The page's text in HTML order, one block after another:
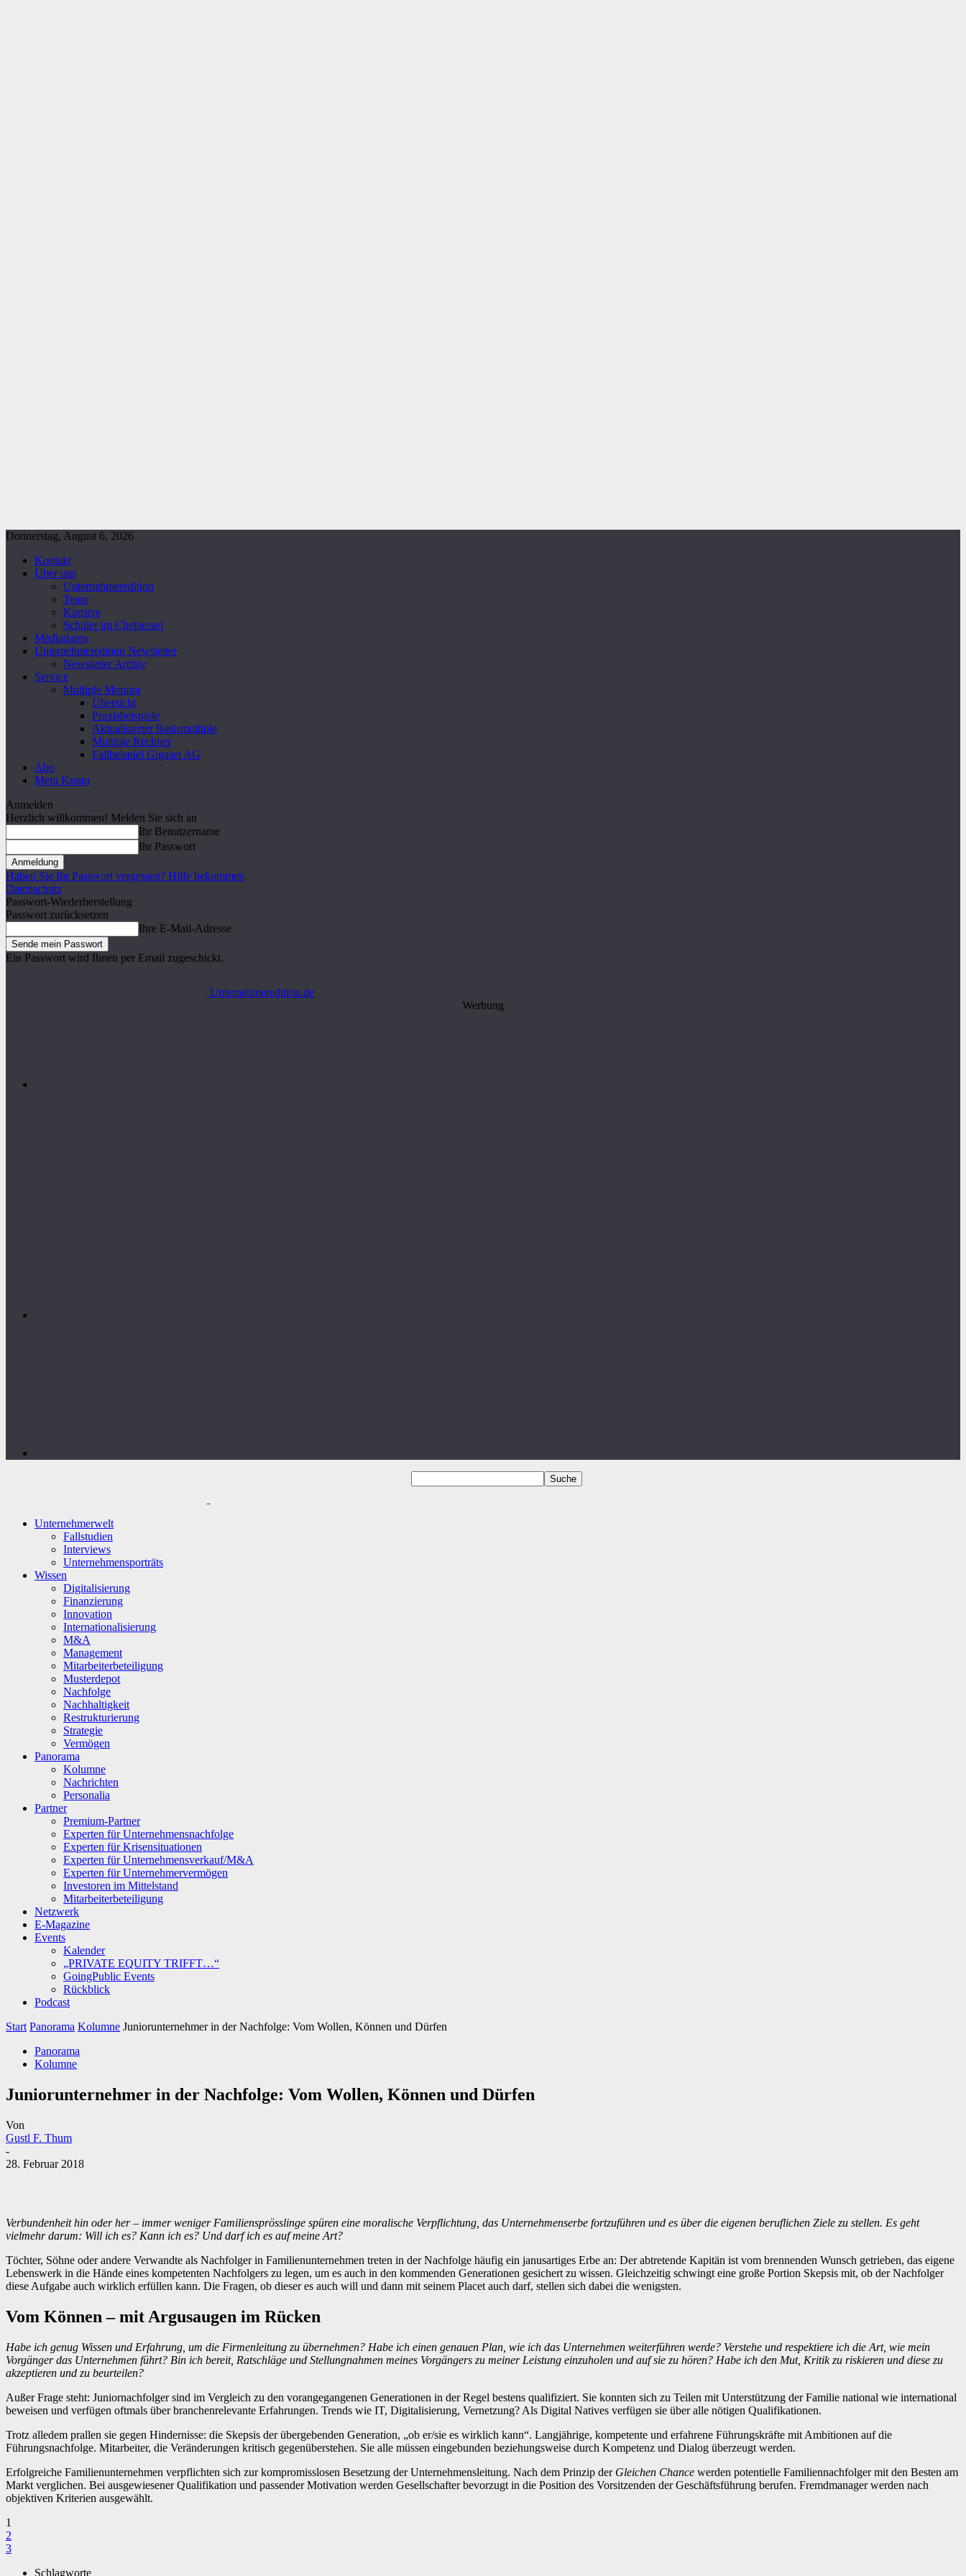
Donnerstag, August 6, 2026
Kontakt
Über uns
Unternehmeredition
Team
Karriere
Schüler im Chefsessel
Mediadaten
Unternehmeredition Newsletter
Newsletter Archiv
Service
Multiple Monitor
Übersicht
Praxisbeispiele
Aktualisierter Basismultiple
Multiple Rechner
Fallbeispiel Gigaset AG
Abo
Mein Konto
Anmelden
Herzlich willkommen! Melden Sie sich an
Ihr Benutzername
Ihr Passwort
Haben Sie Ihr Passwort vergessen? Hilfe bekommen
Datenschutz
Passwort-Wiederherstellung
Passwort zurücksetzen
Ihre E-Mail-Adresse
Ein Passwort wird Ihnen per Email zugeschickt.
Unternehmeredition.de
Werbung
Unternehmerwelt
Fallstudien
Interviews
Unternehmensporträts
Wissen
Digitalisierung
Finanzierung
Innovation
Internationalisierung
M&A
Management
Mitarbeiterbeteiligung
Musterdepot
Nachfolge
Nachhaltigkeit
Restrukturierung
Strategie
Vermögen
Panorama
Kolumne
Nachrichten
Personalia
Partner
Premium-Partner
Experten für Unternehmensnachfolge
Experten für Krisensituationen
Experten für Unternehmensverkauf/M&A
Experten für Unternehmervermögen
Investoren im Mittelstand
Mitarbeiterbeteiligung
Netzwerk
E-Magazine
Events
Kalender
„PRIVATE EQUITY TRIFFT…“
GoingPublic Events
Rückblick
Podcast
Start Panorama Kolumne Juniorunternehmer in der Nachfolge: Vom Wollen, Können und Dürfen
Panorama
Kolumne
Juniorunternehmer in der Nachfolge: Vom Wollen, Können und Dürfen
Von
Gustl F. Thum
-
28. Februar 2018
Verbundenheit hin oder her – immer weniger Familiensprösslinge spüren eine moralische Verpflichtung, das Unternehmenserbe fortzuführen und es über die eigenen beruflichen Ziele zu stellen. Es geht
vielmehr darum: Will ich es? Kann ich es? Und darf ich es auf meine Art?
Töchter, Söhne oder andere Verwandte als Nachfolger in Familienunternehmen treten in der Nachfolge häufig ein janusartiges Erbe an: Der abtretende Kapitän ist vom brennenden Wunsch getrieben, das eigene
Lebenswerk in die Hände eines kompetenten Nachfolgers zu legen, um es auch in den kommenden Generationen gesichert zu wissen. Gleichzeitig schwingt eine große Portion Skepsis mit, ob der Nachfolger
diese Aufgabe auch wirklich erfüllen kann. Die Fragen, ob dieser es auch will und dann mit seinem Placet auch darf, stellen sich dabei die wenigsten.
Vom Können – mit Argusaugen im Rücken
Habe ich genug Wissen und Erfahrung, um die Firmenleitung zu übernehmen? Habe ich einen genauen Plan, wie ich das Unternehmen weiterführen werde? Verstehe und respektiere ich die Art, wie mein
Vorgänger das Unternehmen führt? Bin ich bereit, Ratschläge und Stellungnahmen meines Vorgängers zu meiner Leistung einzuholen und auf sie zu hören? Habe ich den Mut, Kritik zu riskieren und diese zu
akzeptieren und zu beurteilen?
Außer Frage steht: Juniornachfolger sind im Vergleich zu den vorangegangenen Generationen in der Regel bestens qualifiziert. Sie konnten sich zu Teilen mit Unterstützung der Familie national wie international
beweisen und verfügen oftmals über branchenrelevante Erfahrungen. Trends wie IT, Digitalisierung, Vernetzung? Als Digital Natives verfügen sie über alle nötigen Qualifikationen.
Trotz alledem prallen sie gegen Hindernisse: die Skepsis der übergebenden Generation, „ob er/sie es wirklich kann“. Langjährige, kompetente und erfahrene Führungskräfte mit Ambitionen auf die
Führungsnachfolge. Mitarbeiter, die Veränderungen kritisch gegenüberstehen. Sie alle müssen eingebunden beziehungsweise durch Kompetenz und Dialog überzeugt werden.
Erfolgreiche Familienunternehmen verpflichten sich zur kompromisslosen Besetzung der Unternehmensleitung. Nach dem Prinzip der Gleichen Chance werden potentielle Familiennachfolger mit den Besten am
Markt verglichen. Bei ausgewiesener Qualifikation und passender Motivation werden Gesellschafter bevorzugt in die Position des Vorsitzenden der Geschäftsführung berufen. Fremdmanager werden nach
objektiven Kriterien ausgewählt.
1
2
3
Schlagworte